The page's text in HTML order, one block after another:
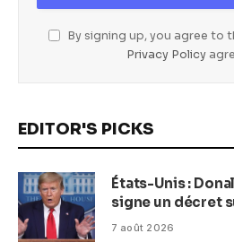
By signing up, you agree to
Privacy Policy
EDITOR'S PICKS
États-Unis :
signe un décret
7 août 2026